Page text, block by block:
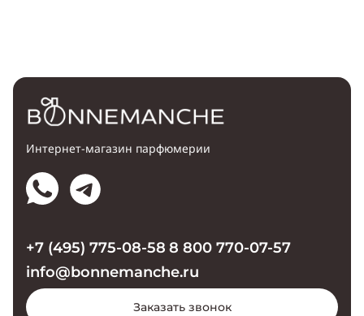
Интернет-магазин парфюмерии
+7 (495) 775-08-58 8 800 770-07-57
info@bonnemanche.ru
Заказать звонок